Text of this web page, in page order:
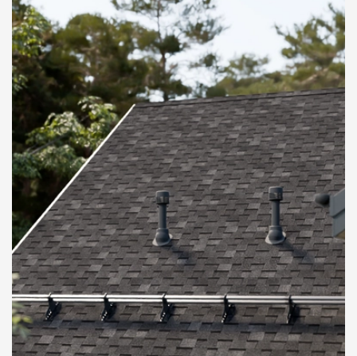
О компании
Контакты
Контроль качества кровли
Качество фасадов
Награды
Отправка рекламации
Предложения по сотрудничеству
Вакансии
B2B
Отзывы